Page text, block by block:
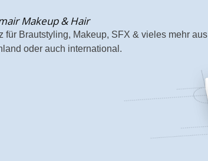
Makeup & Hair
für Brautstyling, Makeup, SFX & vieles mehr
oder auch international.